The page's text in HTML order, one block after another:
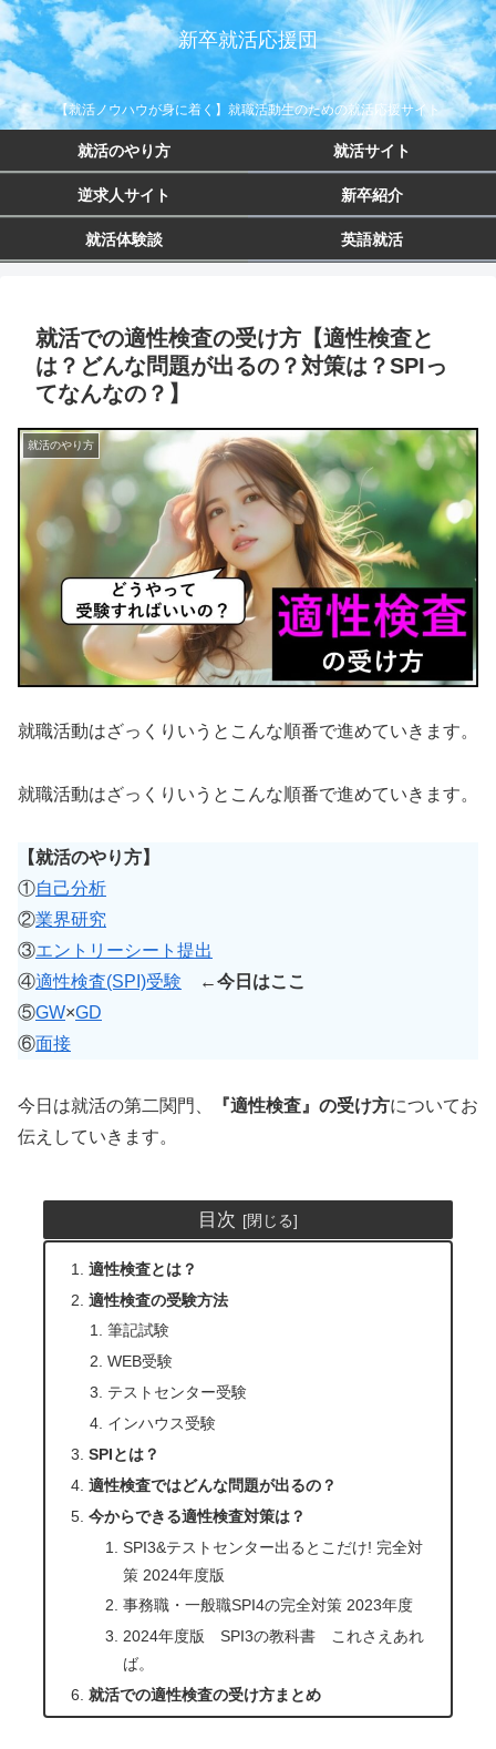
新卒就活応援団
【就活ノウハウが身に着く】就職活動生のための就活応援サイト
就活のやり方 就活サイト
逆求人サイト 新卒紹介
就活体験談 英語就活
就活での適性検査の受け方【適性検査と
は？どんな問題が出るの？対策は？SPIっ
てなんなの？】
就活のやり方
就職活動はざっくりいうとこんな順番で進めていきます。
就職活動はざっくりいうとこんな順番で進めていきます。
【就活のやり方】
①自己分析
②業界研究
③エントリーシート提出
④適性検査(SPI)受験
←今日はここ
⑤GW×GD
⑥面接
今日は就活の第二関門、 『適性検査』の受け方についてお
伝えしていきます。
目次
適性検査とは？
適性検査の受験方法
筆記試験
WEB受験
テストセンター受験
インハウス受験
SPIとは？
適性検査ではどんな問題が出るの？
今からできる適性検査対策は？
SPI3&テストセンター出るとこだけ! 完全対
策 2024年度版
事務職・一般職SPI4の完全対策 2023年度
2024年度版 SPI3の教科書 これさえあれ
ば。
就活での適性検査の受け方まとめ